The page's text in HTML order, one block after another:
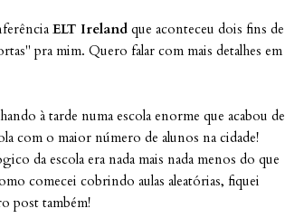
ELT Ireland que aconteceu dois fins de
pra mim. Quero falar com mais detalhes em
à tarde numa escola enorme que acabou de
com o maior número de alunos na cidade!
da escola era nada mais nada menos do que
comecei cobrindo aulas aleatórias, fiquei
post também!